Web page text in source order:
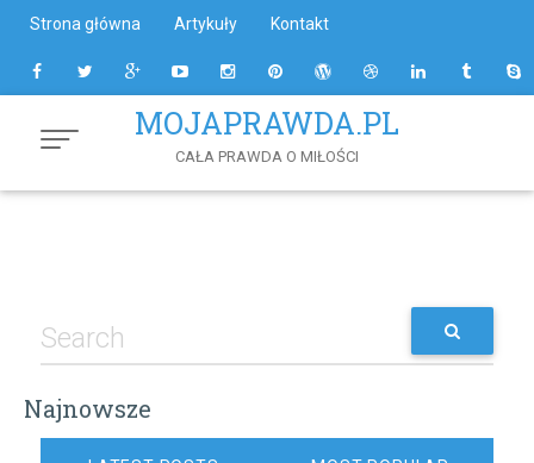
Content
Strona główna Artykuły Kontakt
MOJAPRAWDA.PL
CAŁA PRAWDA O MIŁOŚCI
Najnowsze